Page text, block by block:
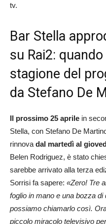
tv.
Bar Stella
su Rai2:
stagione del
da Stefano De
Il prossimo 25 aprile in
Stella, con Stefano De
rinnova dal martedì al
Belen Rodriguez, è stato
sarebbe arrivato alla terza
Sorrisi fa sapere: «Zero! Tre
foglio in mano e una bozza di
possiamo chiamarlo così.
piccolo miracolo televisivo